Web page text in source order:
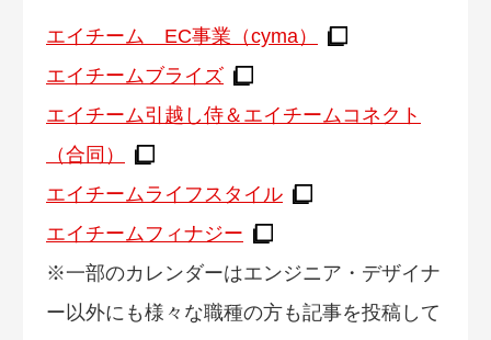
エイチーム EC事業（cyma）
エイチームブライズ
エイチーム引越し侍＆エイチームコネクト
（合同）
エイチームライフスタイル
エイチームフィナジー
※一部のカレンダーはエンジニア・デザイナ
ー以外にも様々な職種の方も記事を投稿して